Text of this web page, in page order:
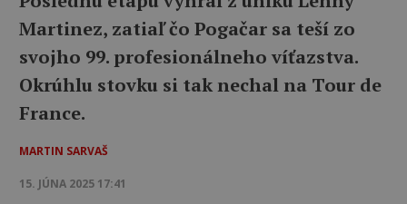
Martinez, zatiaľ čo Pogačar sa teší zo
svojho 99. profesionálneho víťazstva.
Okrúhlu stovku si tak nechal na Tour de
France.
MARTIN SARVAŠ
15. JÚNA 2025 17:41